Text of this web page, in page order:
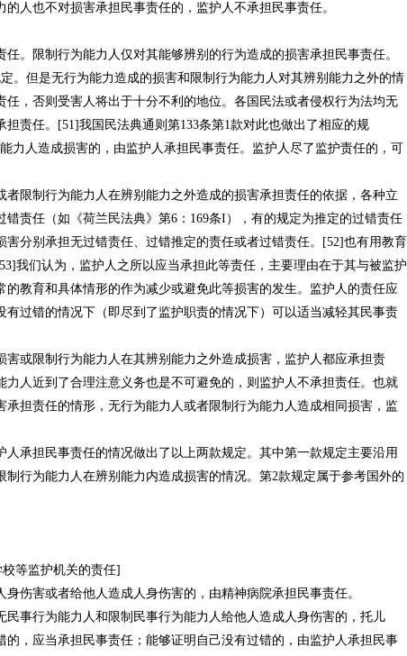
人也不对损害承担民事责任的，监护人不承担民事责任。
。限制行为能力人仅对其能够辨别的行为造成的损害承担民事责任。
。但是无行为能力造成的损害和限制行为能力人对其辨别能力之外的情
，否则受害人将出于十分不利的地位。各国民法或者侵权行为法均无
责任。[51]我国民法典通则第133条第1款对此也做出了相应的规
力人造成损害的，由监护人承担民事责任。监护人尽了监护责任的，可
限制行为能力人在辨别能力之外造成的损害承担责任的依据，各种立
责任（如《荷兰民法典》第6：169条I），有的规定为推定的过错责任
分别承担无过错责任、过错推定的责任或者过错责任。[52]也有用教育
我们认为，监护人之所以应当承担此等责任，主要理由在于其与被监护
的教育和具体情形的作为减少或避免此等损害的发生。监护人的责任应
有过错的情况下（即尽到了监护职责的情况下）可以适当减轻其民事责
或限制行为能力人在其辨别能力之外造成损害，监护人都应承担责
人近到了合理注意义务也是不可避免的，则监护人不承担责任。也就
担责任的情形，无行为能力人或者限制行为能力人造成相同损害，监
承担民事责任的情况做出了以上两款规定。其中第一款规定主要沿用
制行为能力人在辨别能力内造成损害的情况。第2款规定属于参考国外的
等监护机关的责任]
伤害或者给他人造成人身伤害的，由精神病院承担民事责任。
事行为能力人和限制民事行为能力人给他人造成人身伤害的，托儿
的，应当承担民事责任；能够证明自己没有过错的，由监护人承担民事